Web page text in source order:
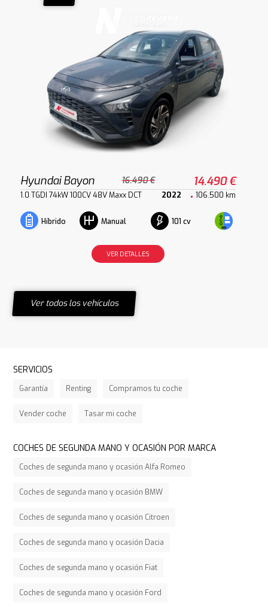
Hyundai Bayon 16.490 € 14.490 €
1.0 TGDI 74kW 100CV 48V Maxx DCT 2022 106.500 km
Híbrido Manual 101 cv
VER DETALLES
Ver todos los vehículos
SERVICIOS
Garantía Renting Compramos tu coche
Vender coche Tasar mi coche
COCHES DE SEGUNDA MANO Y OCASIÓN POR MARCA
Coches de segunda mano y ocasión Alfa Romeo
Coches de segunda mano y ocasión BMW
Coches de segunda mano y ocasión Citroen
Coches de segunda mano y ocasión Dacia
Coches de segunda mano y ocasión Fiat
Coches de segunda mano y ocasión Ford